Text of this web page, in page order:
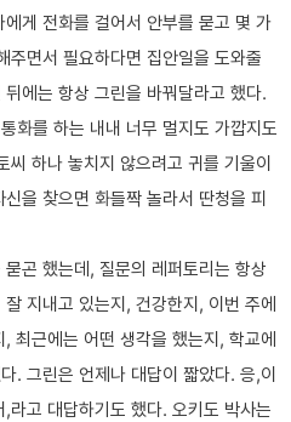
게 전화를 걸어서 안부를 묻고 몇 가
주면서 필요하다면 집안일을 도와줄
에는 항상 그린을 바꿔달라고 했다.
화를 하는 내내 너무 멀지도 가깝지도
하나 놓치지 않으려고 귀를 기울이
을 찾으면 화들짝 놀라서 딴청을 피
곤 했는데, 질문의 레퍼토리는 항상
지내고 있는지, 건강한지, 이번 주에
최근에는 어떤 생각을 했는지, 학교에
. 그린은 언제나 대답이 짧았다. 응,이
라고 대답하기도 했다. 오키도 박사는